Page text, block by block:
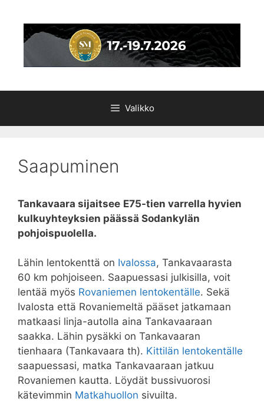
sisältöön
Valikko
Saapuminen
Tankavaara sijaitsee E75-tien varrella hyvien
kulkuyhteyksien päässä Sodankylän
pohjoispuolella.
Lähin lentokenttä on Ivalossa, Tankavaarasta
60 km pohjoiseen. Saapuessasi julkisilla, voit
lentää myös Rovaniemen lentokentälle. Sekä
Ivalosta että Rovaniemeltä pääset jatkamaan
matkaasi linja-autolla aina Tankavaaraan
saakka. Lähin pysäkki on Tankavaaran
tienhaara (Tankavaara th). Kittilän lentokentälle
saapuessasi, matka Tankavaaraan jatkuu
Rovaniemen kautta. Löydät bussivuorosi
kätevimmin Matkahuollon sivuilta.